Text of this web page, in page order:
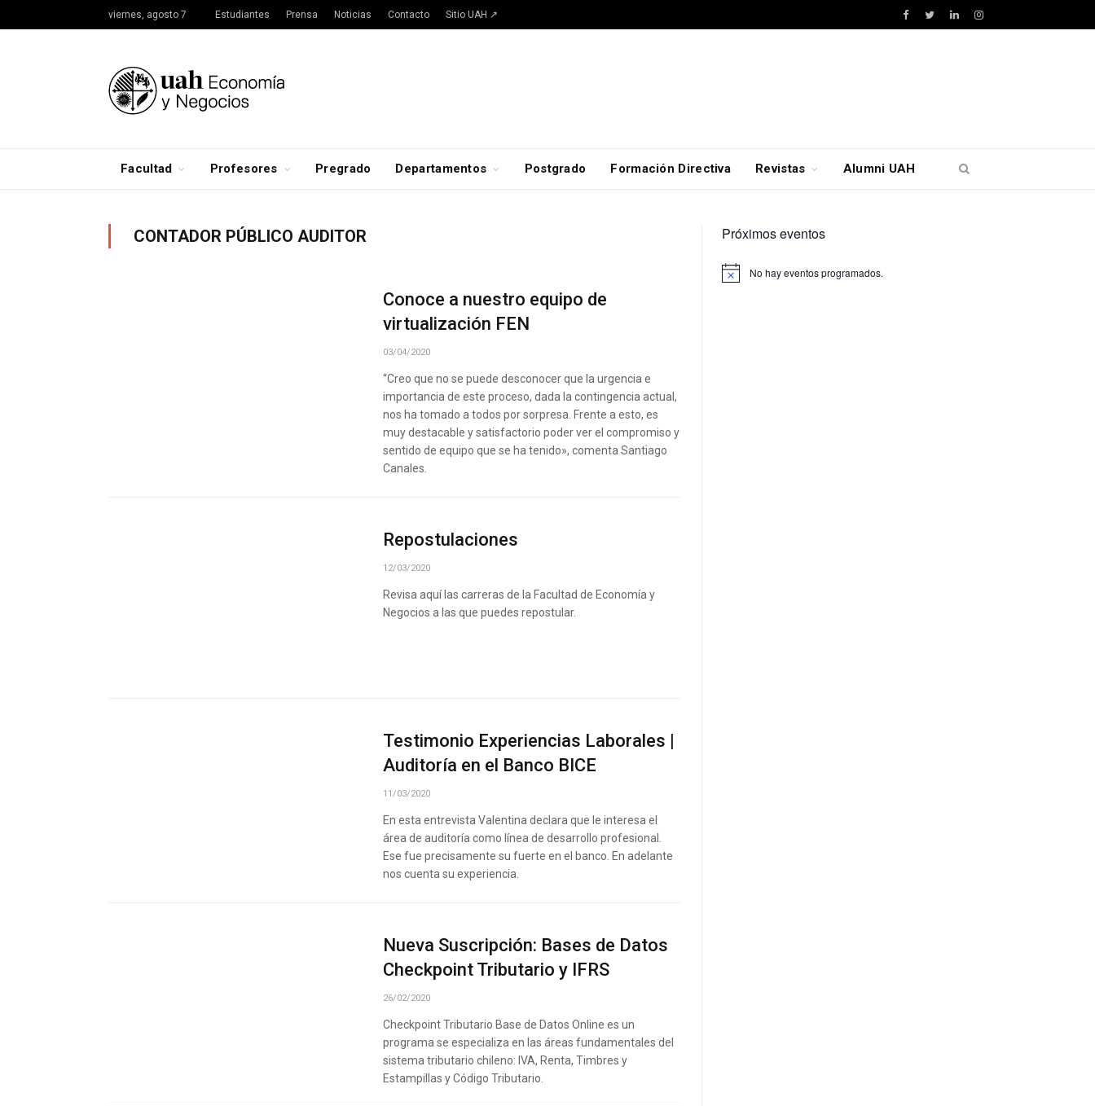
viernes, agosto 7 Estudiantes Prensa Noticias Contacto Sitio UAH ↗ Facebook
TwitterLinkedInInstagram
Facultad Profesores Pregrado Departamentos Postgrado Formación Directiva Revistas Alumni UAH
CONTADOR PÚBLICO AUDITOR
Conoce a nuestro equipo de
virtualización FEN
03/04/2020
“Creo que no se puede desconocer que la urgencia e
importancia de este proceso, dada la contingencia actual,
nos ha tomado a todos por sorpresa. Frente a esto, es
muy destacable y satisfactorio poder ver el compromiso y
sentido de equipo que se ha tenido», comenta Santiago
Canales.
Repostulaciones
12/03/2020
Revisa aquí las carreras de la Facultad de Economía y
Negocios a las que puedes repostular.
Testimonio Experiencias Laborales |
Auditoría en el Banco BICE
11/03/2020
En esta entrevista Valentina declara que le interesa el
área de auditoría como línea de desarrollo profesional.
Ese fue precisamente su fuerte en el banco. En adelante
nos cuenta su experiencia.
Nueva Suscripción: Bases de Datos
Checkpoint Tributario y IFRS
26/02/2020
Checkpoint Tributario Base de Datos Online es un
programa se especializa en las áreas fundamentales del
sistema tributario chileno: IVA, Renta, Timbres y
Estampillas y Código Tributario.
Próximos eventos
Aviso No hay eventos programados.